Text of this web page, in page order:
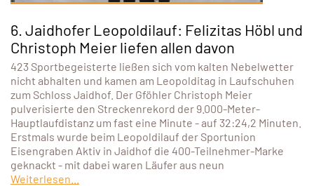
6. Jaidhofer Leopoldilauf: Felizitas Höbl und
Christoph Meier liefen allen davon
423 Sportbegeisterte ließen sich vom kalten Nebelwetter
nicht abhalten und kamen am Leopolditag in Laufschuhen
zum Schloss Jaidhof. Der Gföhler Christoph Meier
pulverisierte den Streckenrekord der 9.000-Meter-
Hauptlaufdistanz um fast eine Minute - auf 32:24,2 Minuten.
Erstmals wurde beim Leopoldilauf der Sportunion
Eisengraben Aktiv in Jaidhof die 400-Teilnehmer-Marke
geknackt - mit dabei waren Läufer aus neun
Weiterlesen...